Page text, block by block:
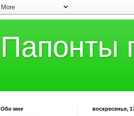
Папонты
воскресенье,
Обо мне